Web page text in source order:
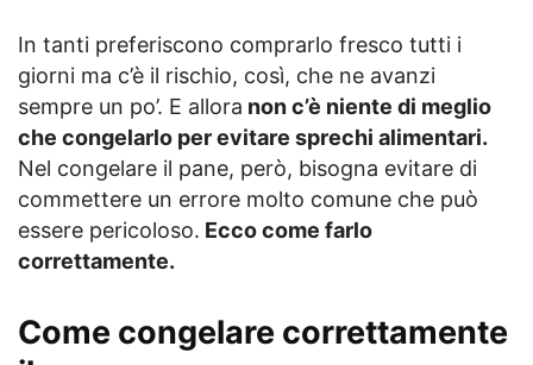
In tanti preferiscono comprarlo fresco tutti i
giorni ma c’è il rischio, così, che ne avanzi
sempre un po’. E allora non c’è niente di meglio
che congelarlo per evitare sprechi alimentari.
Nel congelare il pane, però, bisogna evitare di
commettere un errore molto comune che può
essere pericoloso. Ecco come farlo
correttamente.
Come congelare correttamente